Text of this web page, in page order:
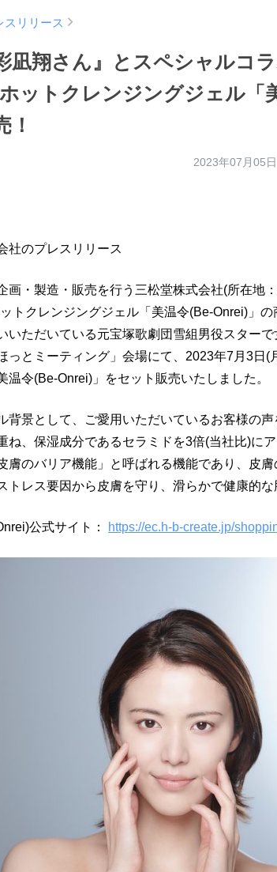
スリリース
凪翔さん』とスペシャルコ
ットクレンジングジェル「
！
2023年07月05
社のプレスリリース
画・製造・販売を行う三松堂株式会社(所在地
トクレンジングジェル「美温令(Be-Onrei)」
いただいている元宝塚歌劇団雪組男役スター
っとミーティング」会場にて、2023年7月3日
温令(Be-Onrei)」をセット販売いたしました。
背景として、ご愛用いただいているお客様の
ね、保湿成分であるセラミドを3倍(当社比)に
膚のバリア機能」と呼ばれる機能であり、皮
トレス要因から皮膚を守り、滑らかで健康的な
公式サイト： https://ec.h-b-create.jp/